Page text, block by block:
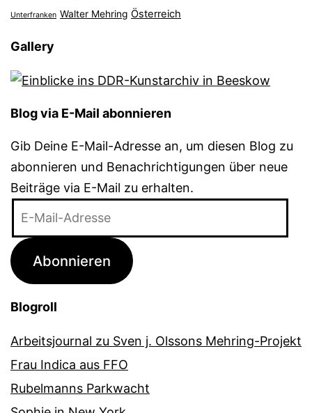
Unterfranken Walter Mehring Österreich
Gallery
Blog via E-Mail abonnieren
Gib Deine E-Mail-Adresse an, um diesen Blog zu
abonnieren und Benachrichtigungen über neue
Beiträge via E-Mail zu erhalten.
Adresse
Abonnieren
Blogroll
Arbeitsjournal zu Sven j. Olssons Mehring-Projekt
Frau Indica aus FFO
Rubelmanns Parkwacht